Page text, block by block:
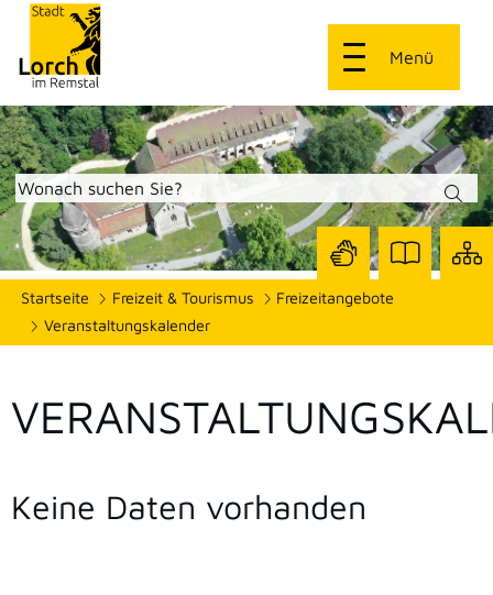
Menü
Startseite Freizeit & Tourismus
Freizeitangebote
Veranstaltungskalender
Seite
Seite
Keine Daten vorhanden